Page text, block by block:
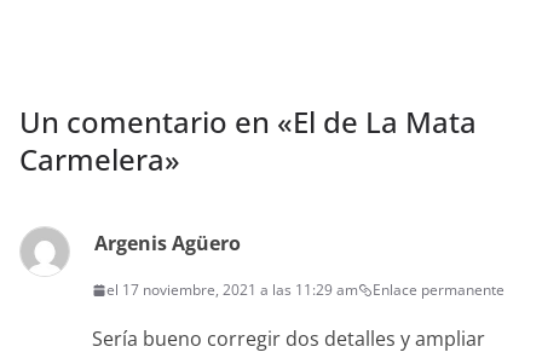
Un comentario en «El de La Mata
Carmelera»
Argenis Agüero
el 17 noviembre, 2021 a las 11:29 am Enlace permanente
Sería bueno cor­re­gir dos detalles y ampli­ar